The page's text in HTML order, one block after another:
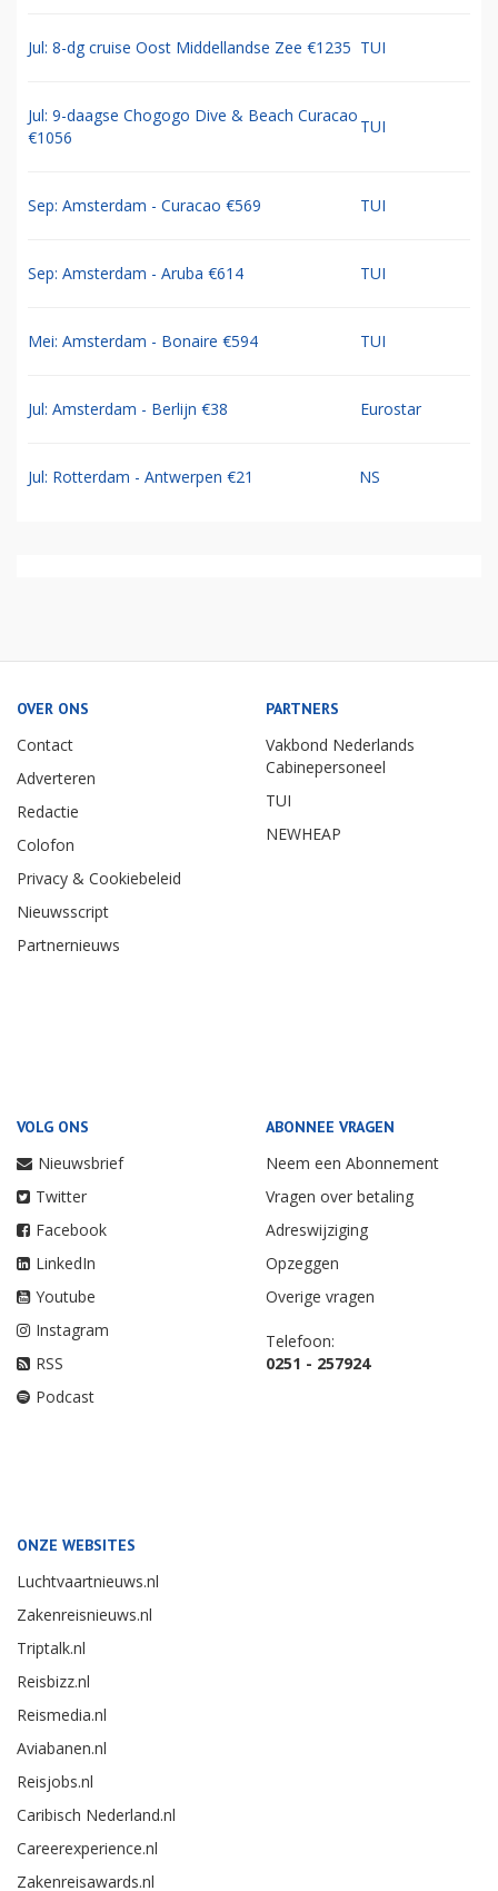
Jul: 8-dg cruise Oost Middellandse Zee €1235 TUI
Jul: 9-daagse Chogogo Dive & Beach Curacao
€1056
TUI
Sep: Amsterdam - Curacao €569 TUI
Sep: Amsterdam - Aruba €614 TUI
Mei: Amsterdam - Bonaire €594 TUI
Jul: Amsterdam - Berlijn €38 Eurostar
Jul: Rotterdam - Antwerpen €21 NS
OVER ONS
Contact
Adverteren
Redactie
Colofon
Privacy & Cookiebeleid
Nieuwsscript
Partnernieuws
PARTNERS
Vakbond Nederlands
Cabinepersoneel
TUI
NEWHEAP
VOLG ONS
Nieuwsbrief
Twitter
Facebook
LinkedIn
Youtube
Instagram
RSS
Podcast
ABONNEE VRAGEN
Neem een Abonnement
Vragen over betaling
Adreswijziging
Opzeggen
Overige vragen
Telefoon:
0251 - 257924
ONZE WEBSITES
Luchtvaartnieuws.nl
Zakenreisnieuws.nl
Triptalk.nl
Reisbizz.nl
Reismedia.nl
Aviabanen.nl
Reisjobs.nl
Caribisch Nederland.nl
Careerexperience.nl
Zakenreisawards.nl